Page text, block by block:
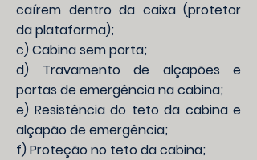
caírem dentro da caixa (protetor
da plataforma);
c) Cabina sem porta;
d) Travamento de alçapões e
portas de emergência na cabina;
e) Resistência do teto da cabina e
alçapão de emergência;
f) Proteção no teto da cabina;